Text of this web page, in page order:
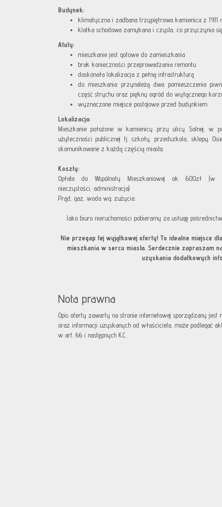
Budynek:
klimatyczna i zadbana trzypiętrowa kamienica z 1911
klatka schodowa zamykana i czysta, co przyczynia
Atuty:
mieszkanie jest gotowe do zamieszkania
brak konieczności przeprowadzania remontu
doskonała lokalizacja z pełną infrastrukturą
do mieszkania przynależą dwa pomieszczenia
część strychu oraz piękny ogród do wyłącznego
wyznaczone miejsce postojowe przed budynkiem
Lokalizacja:
Mieszkanie położone w kamienicy przy ulicy Solnej, w
użyteczności publicznej tj. szkoły, przedszkola, sklepy.
skomunikowane z każdą częścią miasta.
Koszty:
Opłata do Wspólnoty Mieszkaniowej ok 600zł
nieczystości, administracja)
Prąd, gaz, woda wg. zużycia.
Jako biuro nieruchomości pobieramy za usługę
Nie przegap tej wyjątkowej oferty! To idealne miejsce
mieszkania w sercu miasta. Serdecznie zapraszam
uzyskania dodatkowych
Nota prawna
Opis oferty zawarty na stronie internetowej sporządzany jest
oraz informacji uzyskanych od właściciela, może podlegać
w art. 66 i następnych K.C.